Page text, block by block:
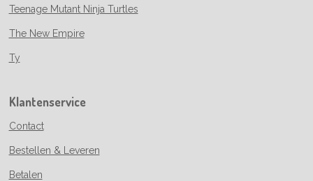
Teenage Mutant Ninja Turtles
The New Empire
Ty
Klantenservice
Contact
Bestellen & Leveren
Betalen